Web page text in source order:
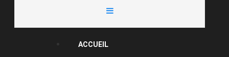
ACCUEIL